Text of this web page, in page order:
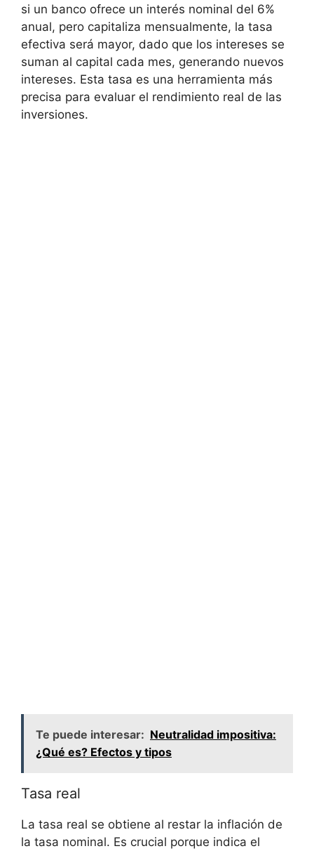
si⁣ un banco ofrece un interés ⁤nominal del 6%
anual, pero capitaliza mensualmente, la tasa
efectiva será mayor, dado que los intereses se
suman al capital cada mes, generando nuevos
intereses. Esta tasa es una herramienta más
precisa para evaluar el rendimiento real de‍ las
‍inversiones.
Te puede interesar: Neutralidad impositiva:
¿Qué es? Efectos y tipos
Tasa real
La tasa real se obtiene al restar la​ inflación⁣ de
la⁤ tasa nominal. ⁣Es crucial porque ‍indica el